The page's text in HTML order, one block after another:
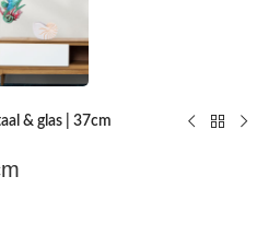
& glas | 37cm